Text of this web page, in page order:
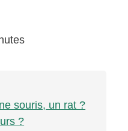
souris, un rat ?
?